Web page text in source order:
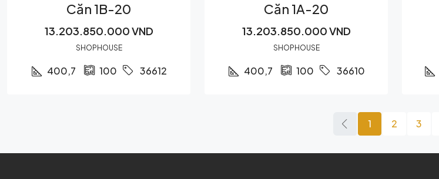
Căn 1B-20
13.203.850.000 VND
SHOPHOUSE
400,7 100 36612
Căn 1A-20
13.203.850.000 VND
SHOPHOUSE
400,7 100 36610
1 2 3